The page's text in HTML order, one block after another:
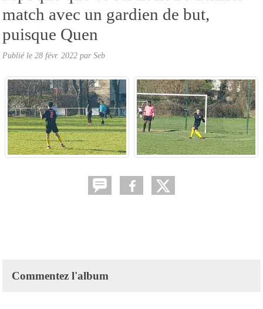
match avec un gardien de but,
puisque Quen
Publié le 28 févr. 2022 parSeb
Commentez l'album